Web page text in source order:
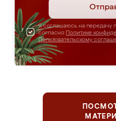
Я соглашаюсь на передачу
согласно Политике
Пользовательскому